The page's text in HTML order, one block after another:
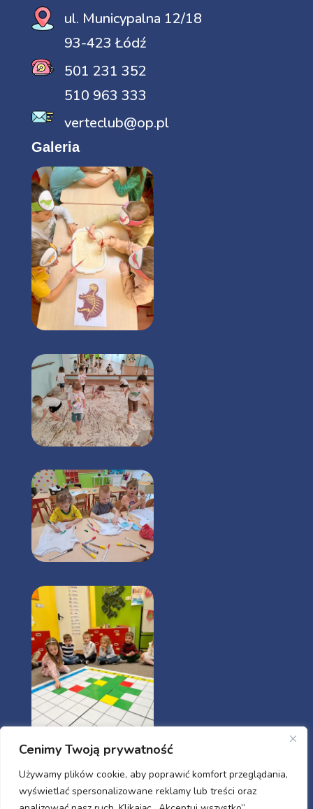
Cenimy Twoją prywatność
Używamy plików cookie, aby poprawić komfort przeglądania,
wyświetlać spersonalizowane reklamy lub treści oraz
ul. Municypalna 12/18
93-423 Łódź
501 231 352
510 963 333
verteclub@op.pl
Galeria
Godziny otwarcia